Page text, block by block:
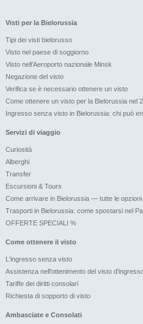
Visti per la Bielorussia
Tipi dei visti bielorusso
Visto nel paese di soggiorno
Visto nell’Aeroporto nazionale Minsk
Negazione del visto
Verifica se è necessario ottenere un visto
Come ottenere un visto per la Bielorussia nel
Ingresso senza visto in Bielorussia: chi può
Servizi di viaggio
Curiosità
Alberghi
Transfer
Escursioni & Tours
Come arrivare in Bielorussia — tutte le
Trasporti in Bielorussia: come spostarsi nel
OFFERTE SPECIALI %
Come ottenere il visto
L'ingresso senza visto
Assistenza nell'ottenimento del visto
Tariffe dei diritti consolari
Richiesta di sopporto di visto
Ambasciate e Consolati